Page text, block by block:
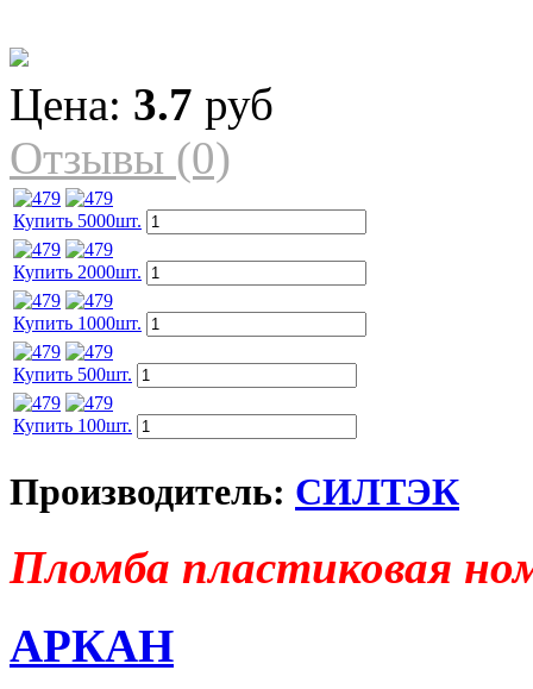
Цена: 3.7 руб
Отзывы (0)
Купить 5000шт.
Купить 2000шт.
Купить 1000шт.
Купить 500шт.
Купить 100шт.
Производитель: СИЛТЭК
Пломба пластиковая
АРКАН